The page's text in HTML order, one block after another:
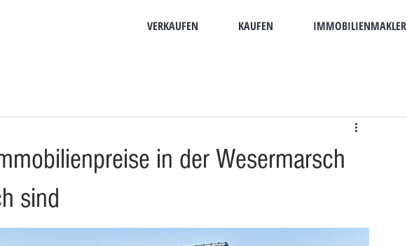
VERKAUFEN KAUFEN IMMOBILIENMAKLER
in der Wesermarsch
sind